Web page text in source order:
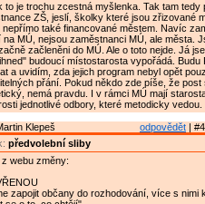
to je trochu zcestná myšlenka. Tak tam tedy
ZŠ, jeslí, školky které jsou zřizované
nepřímo také financované městem. Navíc
na MÚ, nejsou zaměstnanci MÚ, ale města.
začleněni do MÚ. Ale o toto nejde. Já
budoucí místostarosta vypořádá. Budu
a uvidím, zda jejich program nebyl opět
přání. Pokud někdo zde píše, že post
nemá pravdu. I v rámci MÚ mají
jednotlivé odbory, které metodicky vedou.
odpovědět |
Klepeš
předvolební sliby
webu změny:
zapojit občany do rozhodování, více s nimi